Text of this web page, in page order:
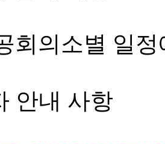
회의소별 일
안내 사항